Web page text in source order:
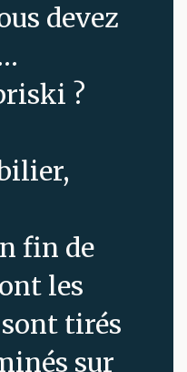
devez
?
fin de
les
tirés
sur